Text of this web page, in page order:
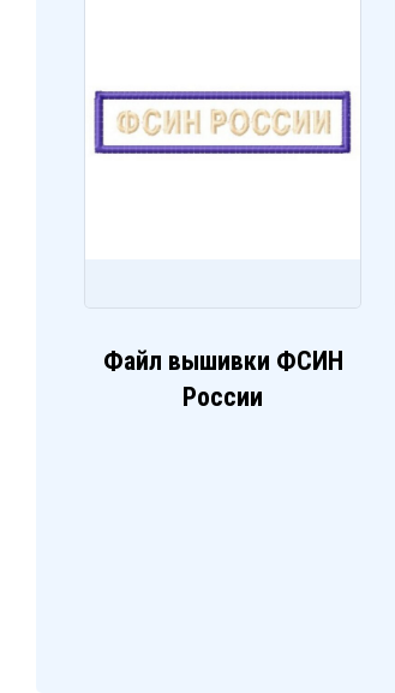
Файл вышивки ФСИН
России